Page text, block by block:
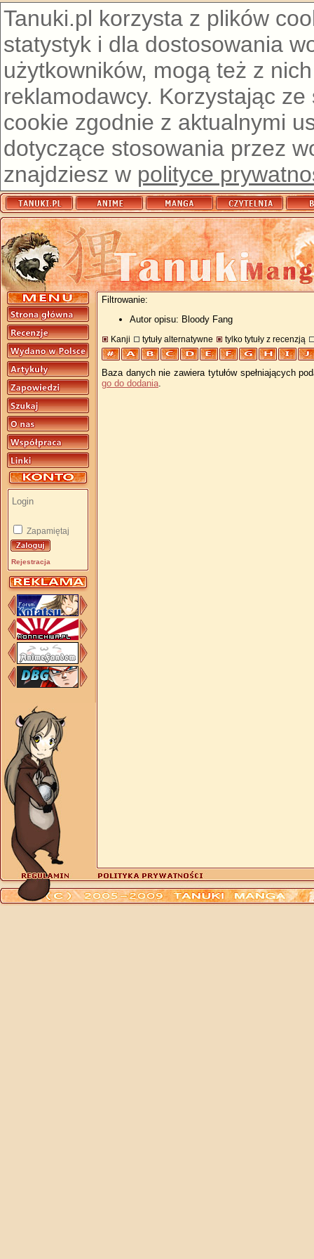
Tanuki.pl korzysta z plików
statystyk i dla dostosowania
użytkowników, mogą też z
reklamodawcy. Korzystając
cookie zgodnie z aktualnymi
dotyczące stosowania przez
znajdziesz w polityce
Zapamiętaj
Rejestracja
Filtrowanie:
Autor opisu: Bloody Fang
Kanji tytuły alternatywne tylko tytuły z recenzją
Baza danych nie zawiera tytułów spełniających
go do dodania.